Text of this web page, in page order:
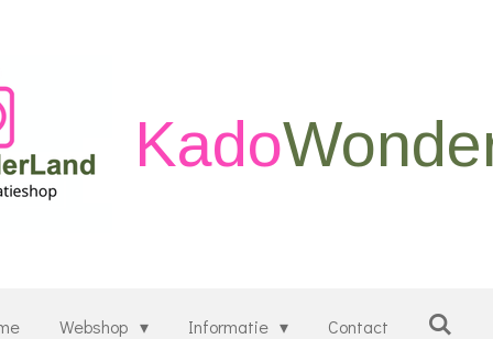
Kado
Webshop Informatie Contact